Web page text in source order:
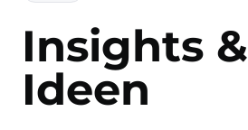
Insights &
Ideen